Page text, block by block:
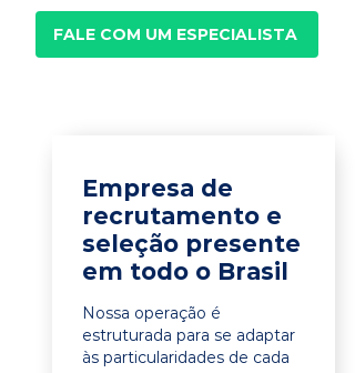
FALE COM UM ESPECIALISTA
Empresa de
recrutamento e
seleção presente
em todo o Brasil
Nossa operação é
estruturada para se adaptar
às particularidades de cada